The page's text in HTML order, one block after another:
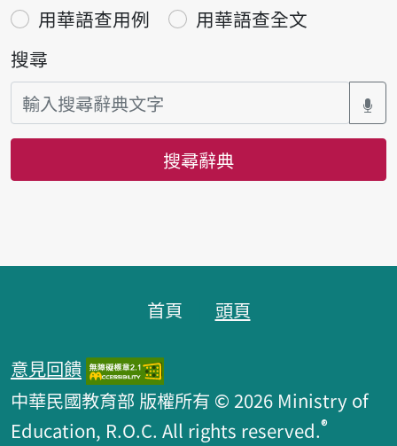
用華語查用例
用華語查全文
搜尋
搜尋辭典
首頁 頭頁
意見回饋
中華民國教育部 版權所有 © 2026 Ministry of
Education, R.O.C. All rights reserved.®